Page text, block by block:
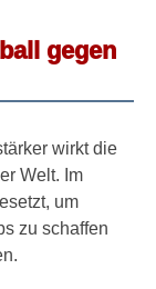
gegen
wirkt die
Welt. Im
um
zu schaffen